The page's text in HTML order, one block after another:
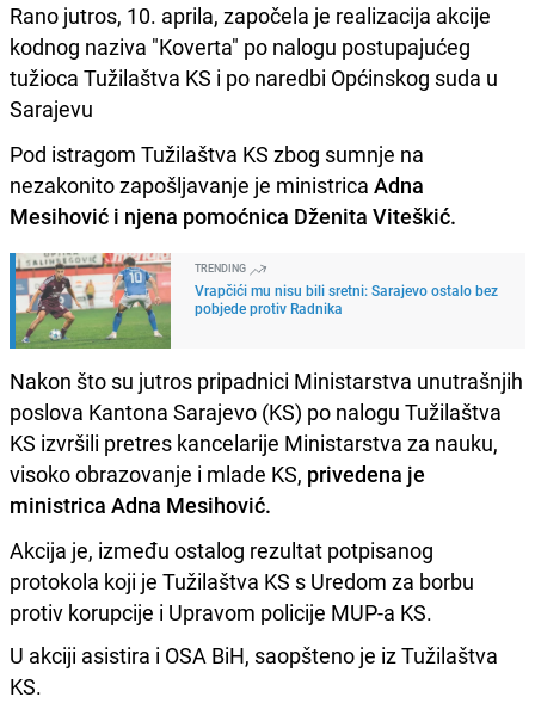
Rano jutros, 10. aprila, započela je realizacija akcije
kodnog naziva "Koverta" po nalogu postupajućeg
tužioca Tužilaštva KS i po naredbi Općinskog suda u
Sarajevu
Pod istragom Tužilaštva KS zbog sumnje na
nezakonito zapošljavanje je ministrica Adna
Mesihović i njena pomoćnica Dženita Viteškić.
TRENDING
Vrapčići mu nisu bili sretni: Sarajevo ostalo bez
pobjede protiv Radnika
Nakon što su jutros pripadnici Ministarstva unutrašnjih
poslova Kantona Sarajevo (KS) po nalogu Tužilaštva
KS izvršili pretres kancelarije Ministarstva za nauku,
visoko obrazovanje i mlade KS, privedena je
ministrica Adna Mesihović.
Akcija je, između ostalog rezultat potpisanog
protokola koji je Tužilaštva KS s Uredom za borbu
protiv korupcije i Upravom policije MUP-a KS.
U akciji asistira i OSA BiH, saopšteno je iz Tužilaštva
KS.